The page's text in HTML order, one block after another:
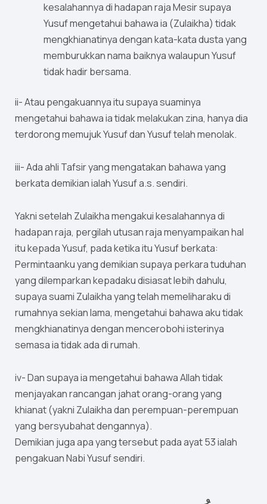
kesalahannya di hadapan raja Mesir supaya
Yusuf mengetahui bahawa ia (Zulaikha) tidak
mengkhianatinya dengan kata-kata dusta yang
memburukkan nama baiknya walaupun Yusuf
tidak hadir bersama.
ii- Atau pengakuannya itu supaya suaminya
mengetahui bahawa ia tidak melakukan zina, hanya dia
terdorong memujuk Yusuf dan Yusuf telah menolak.
iii- Ada ahli Tafsir yang mengatakan bahawa yang
berkata demikian ialah Yusuf a.s. sendiri.
Yakni setelah Zulaikha mengakui kesalahannya di
hadapan raja, pergilah utusan raja menyampaikan hal
itu kepada Yusuf, pada ketika itu Yusuf berkata:
Permintaanku yang demikian supaya perkara tuduhan
yang dilemparkan kepadaku disiasat lebih dahulu,
supaya suami Zulaikha yang telah memeliharaku di
rumahnya sekian lama, mengetahui bahawa aku tidak
mengkhianatinya dengan mencerobohi isterinya
semasa ia tidak ada di rumah.
iv- Dan supaya ia mengetahui bahawa Allah tidak
menjayakan rancangan jahat orang-orang yang
khianat (yakni Zulaikha dan perempuan-perempuan
yang bersyubahat dengannya).
Demikian juga apa yang tersebut pada ayat 53 ialah
pengakuan Nabi Yusuf sendiri.